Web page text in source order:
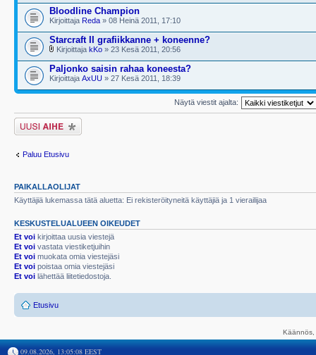
Bloodline Champion
Kirjoittaja Reda » 08 Heinä 2011, 17:10
Starcraft II grafiikkanne + koneenne?
Kirjoittaja kKo » 23 Kesä 2011, 20:56
Paljonko saisin rahaa koneesta?
Kirjoittaja AxUU » 27 Kesä 2011, 18:39
Näytä viestit ajalta:
Lähetä uusi viesti
Paluu Etusivu
PAIKALLAOLIJAT
Käyttäjiä lukemassa tätä aluetta: Ei rekisteröityneitä käyttäjiä ja 1 vierailijaa
KESKUSTELUALUEEN OIKEUDET
Et voi kirjoittaa uusia viestejä
Et voi vastata viestiketjuihin
Et voi muokata omia viestejäsi
Et voi poistaa omia viestejäsi
Et voi lähettää liitetiedostoja.
Etusivu
09.08.2026, 13:05:08 EEST